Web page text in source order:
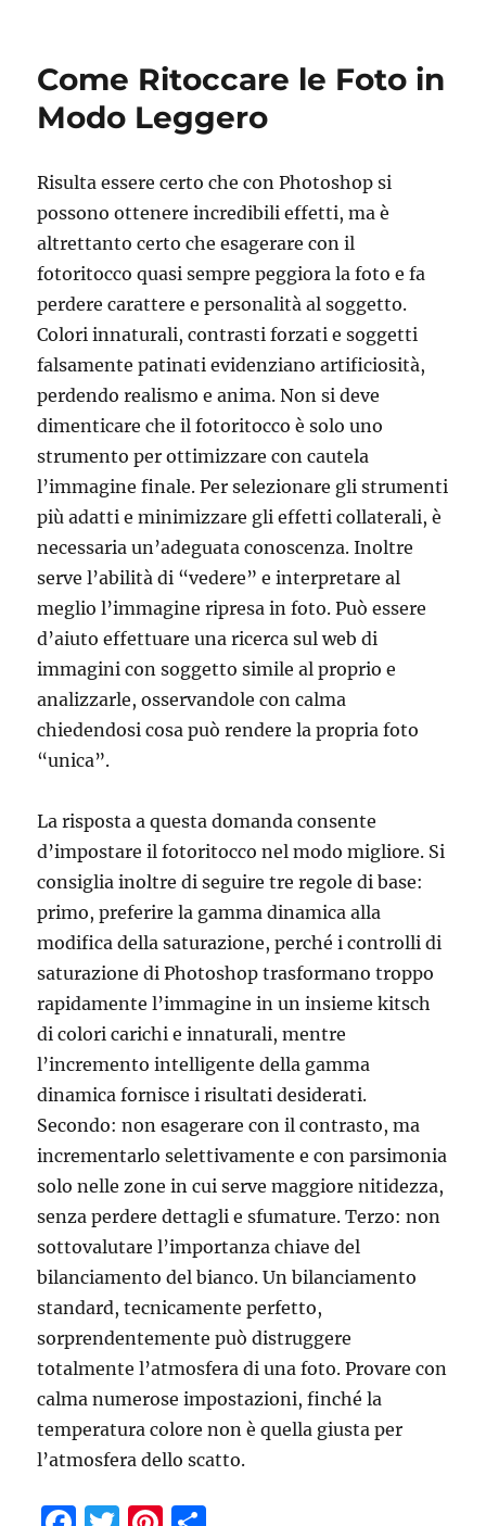
e
b
o
k
te
r
re
st
di
vi
Come Ritoccare le Foto in
Modo Leggero
Risulta essere certo che con Photoshop si
possono ottenere incredibili effetti, ma è
altrettanto certo che esagerare con il
fotoritocco quasi sempre peggiora la foto e fa
perdere carattere e personalità al soggetto.
Colori innaturali, contrasti forzati e soggetti
falsamente patinati evidenziano artificiosità,
perdendo realismo e anima. Non si deve
dimenticare che il fotoritocco è solo uno
strumento per ottimizzare con cautela
l’immagine finale. Per selezionare gli strumenti
più adatti e minimizzare gli effetti collaterali, è
necessaria un’adeguata conoscenza. Inoltre
serve l’abilità di “vedere” e interpretare al
meglio l’immagine ripresa in foto. Può essere
d’aiuto effettuare una ricerca sul web di
immagini con soggetto simile al proprio e
analizzarle, osservandole con calma
chiedendosi cosa può rendere la propria foto
“unica”.
La risposta a questa domanda consente
d’impostare il fotoritocco nel modo migliore. Si
consiglia inoltre di seguire tre regole di base:
primo, preferire la gamma dinamica alla
modifica della saturazione, perché i controlli di
saturazione di Photoshop trasformano troppo
rapidamente l’immagine in un insieme kitsch
di colori carichi e innaturali, mentre
l’incremento intelligente della gamma
dinamica fornisce i risultati desiderati.
Secondo: non esagerare con il contrasto, ma
incrementarlo selettivamente e con parsimonia
solo nelle zone in cui serve maggiore nitidezza,
senza perdere dettagli e sfumature. Terzo: non
sottovalutare l’importanza chiave del
bilanciamento del bianco. Un bilanciamento
standard, tecnicamente perfetto,
sorprendentemente può distruggere
totalmente l’atmosfera di una foto. Provare con
calma numerose impostazioni, finché la
temperatura colore non è quella giusta per
l’atmosfera dello scatto.